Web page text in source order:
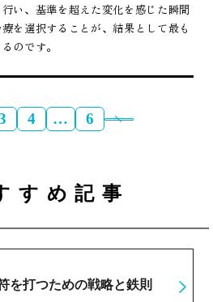
い、基準を超えた変化を感じた瞬間
を選択することが、結果として最も
のです。
4 … 6
すめ記事
を打つための戦略と鉄則